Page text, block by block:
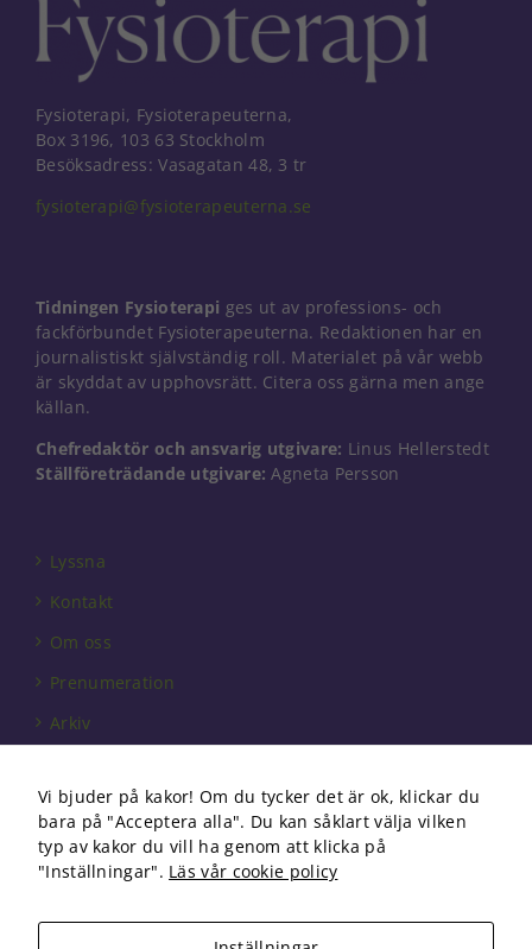
Fysioterapi, Fysioterapeuterna,
Box 3196, 103 63 Stockholm
Besöksadress: Vasagatan 48, 3 tr
fysioterapi@fysioterapeuterna.se
Tidningen Fysioterapi ges ut av professions- och
fackförbundet Fysioterapeuterna. Redaktionen har en
journalistiskt självständig roll. Materialet på vår webb
är skyddat av upphovsrätt. Citera oss gärna men ange
källan.
Chefredaktör och ansvarig utgivare: Linus Hellerstedt
Ställföreträdande utgivare: Agneta Persson
Lyssna
Kontakt
Om oss
Prenumeration
Arkiv
Förbundet
Om cookies
Vi bjuder på kakor! Om du tycker det är ok, klickar du
bara på "Acceptera alla". Du kan såklart välja vilken
typ av kakor du vill ha genom att klicka på
"Inställningar". Läs vår cookie policy